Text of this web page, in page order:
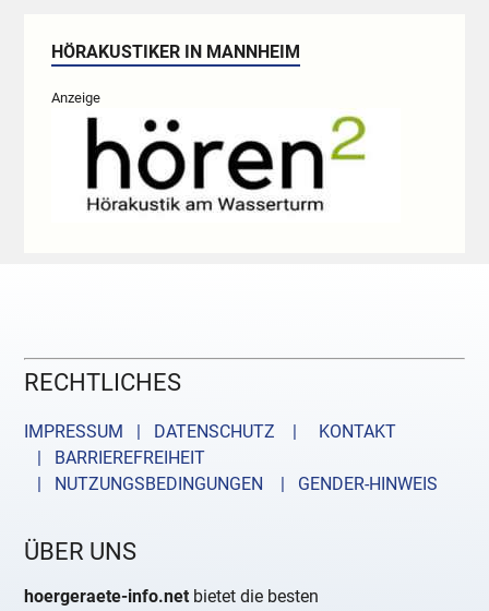
HÖRAKUSTIKER IN MANNHEIM
Anzeige
RECHTLICHES
IMPRESSUM | DATENSCHUTZ |
KONTAKT
| BARRIEREFREIHEIT
| NUTZUNGSBEDINGUNGEN
| GENDER-HINWEIS
ÜBER UNS
hoergeraete-info.net bietet die besten